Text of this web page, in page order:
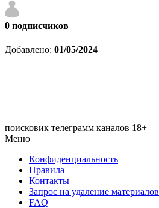
0 подписчиков
Добавлено: 01/05/2024
поисковик телеграмм каналов 18+
Меню
Конфиденциальность
Правила
Контакты
Запрос на удаление материалов
FAQ